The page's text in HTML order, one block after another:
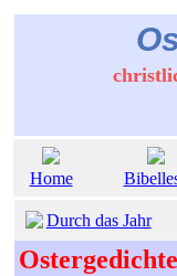
Home
Durch das Jahr
Ostergedichte